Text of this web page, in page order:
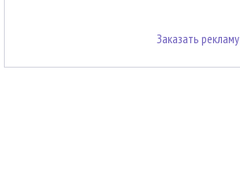
Заказать рекламу